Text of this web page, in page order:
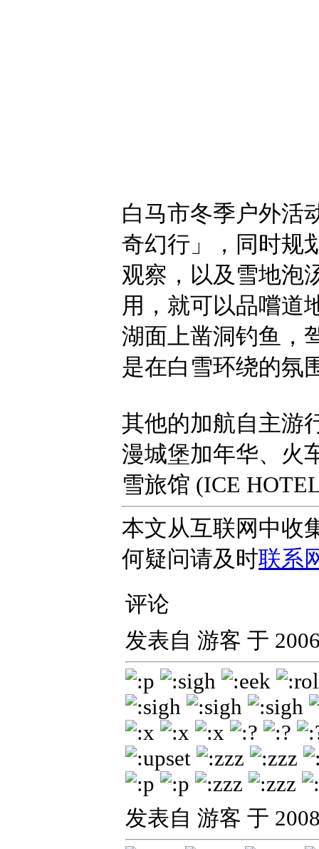
白马市冬季户外活
奇幻行」，同时规
观察，以及雪地泡
用，就可以品嚐道
湖面上凿洞钓鱼，
是在白雪环绕的氛
其他的加航自主游
漫城堡加年华、火
雪旅馆 (ICE
本文从互联网中收
何疑问请及时联系
评论
发表自 游客 于
发表自 游客 于